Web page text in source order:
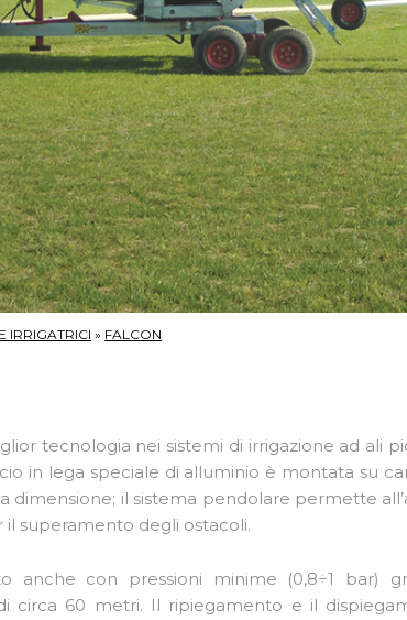
IRRIGATRICI » FALCON
tecnologia nei sistemi di irrigazione ad ali
in lega speciale di alluminio è montata su
dimensione; il sistema pendolare permette
il superamento degli ostacoli.
anche con pressioni minime (0,8÷1 bar)
circa 60 metri. Il ripiegamento e il